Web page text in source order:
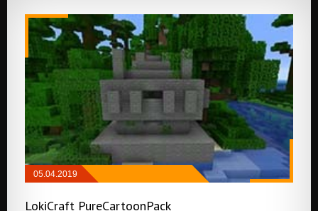
05.04.2019
LokiCraft PureCartoonPack